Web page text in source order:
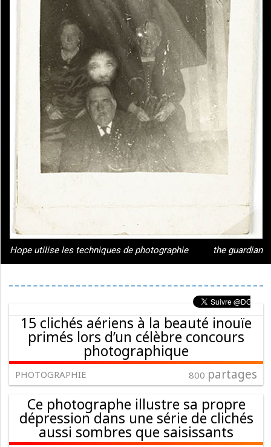
Hope utilise les techniques de photographie the guardian
15 clichés aériens à la beauté inouïe
primés lors d’un célèbre concours
photographique
PHOTOGRAPHIE 800 partages
Ce photographe illustre sa propre
dépression dans une série de clichés
aussi sombres que saisissants